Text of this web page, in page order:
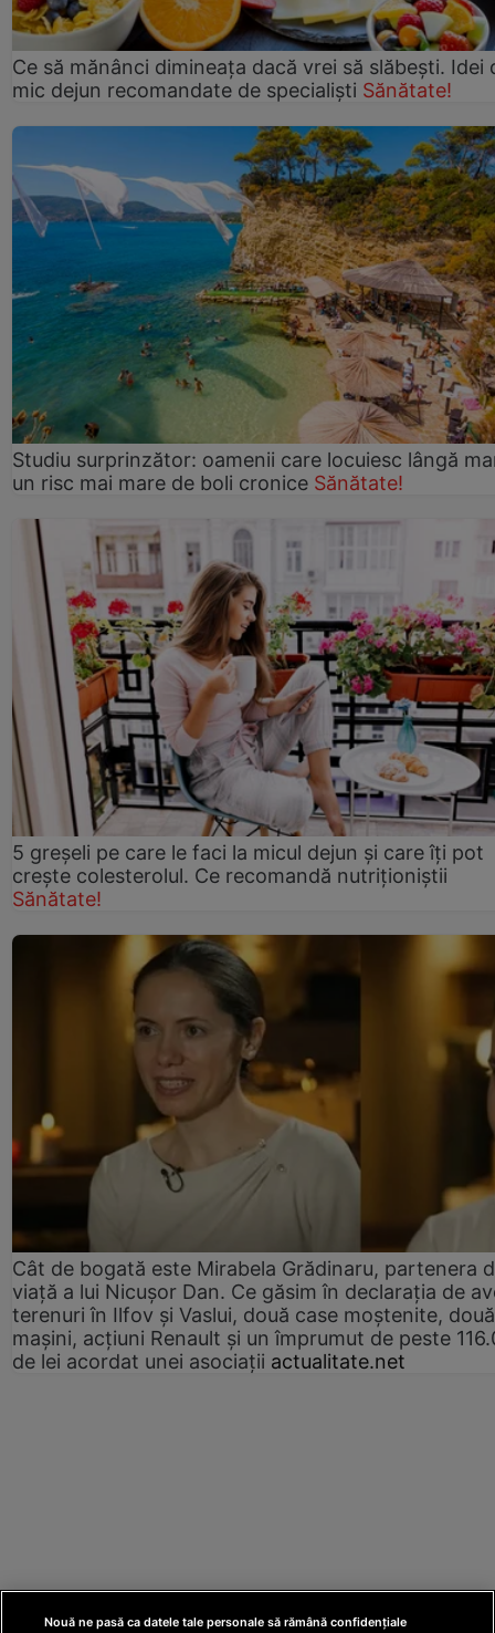
Ce să mănânci dimineața dacă vrei să slăbești. Idei
mic dejun recomandate de specialiști Sănătate!
Studiu surprinzător: oamenii care locuiesc lângă
un risc mai mare de boli cronice Sănătate!
5 greșeli pe care le faci la micul dejun și care îți pot
crește colesterolul. Ce recomandă nutriționiștii
Sănătate!
Cât de bogată este Mirabela Grădinaru, partenera
viață a lui Nicușor Dan. Ce găsim în declarația de
terenuri în Ilfov și Vaslui, două case moștenite, două
mașini, acțiuni Renault și un împrumut de peste
de lei acordat unei asociații actualitate.net
Nouă ne pasă ca datele tale personale să rămână confidențiale